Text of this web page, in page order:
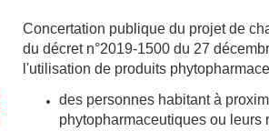
Concertation publique du projet de
du décret n°2019-1500 du 27
l'utilisation de produits
des personnes habitant à
phytopharmaceutiques ou